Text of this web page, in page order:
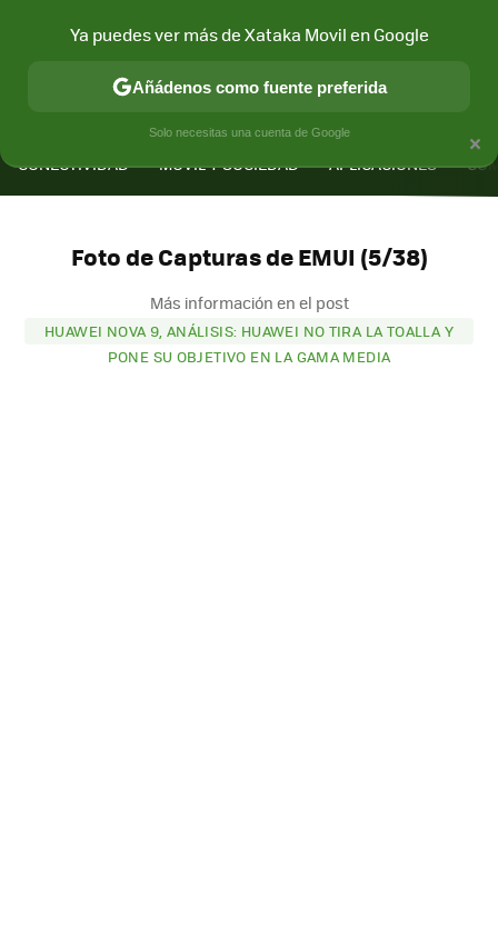
CONECTIVIDAD MÓVIL Y SOCIEDAD APLICACIONES
Foto de Capturas de EMUI (5/38)
Más información en el post
HUAWEI NOVA 9, ANÁLISIS: HUAWEI NO TIRA LA TOALLA Y
PONE SU OBJETIVO EN LA GAMA MEDIA
×
Ya puedes ver más de Xataka Movil en Google
Añádenos como fuente preferida
Solo necesitas una cuenta de Google